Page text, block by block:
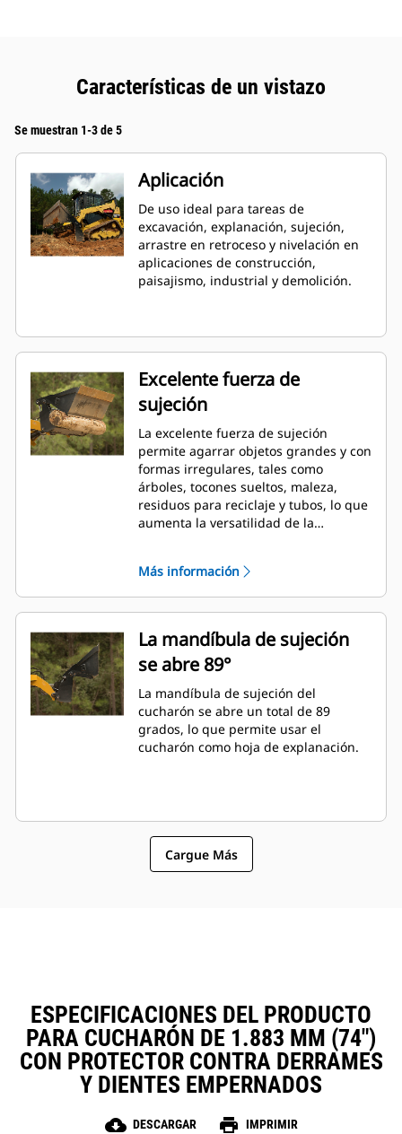
Características de un vistazo
Se muestran 1-3 de 5
Aplicación
De uso ideal para tareas de
excavación, explanación, sujeción,
arrastre en retroceso y nivelación en
aplicaciones de construcción,
paisajismo, industrial y demolición.
Excelente fuerza de
sujeción
La excelente fuerza de sujeción
permite agarrar objetos grandes y con
formas irregulares, tales como
árboles, tocones sueltos, maleza,
residuos para reciclaje y tubos, lo que
aumenta la versatilidad de la
Más información
La mandíbula de sujeción
se abre 89°
La mandíbula de sujeción del
cucharón se abre un total de 89
grados, lo que permite usar el
cucharón como hoja de explanación.
Cargue Más
ESPECIFICACIONES DEL PRODUCTO
PARA CUCHARÓN DE 1.883 MM (74")
CON PROTECTOR CONTRA DERRAMES
Y DIENTES EMPERNADOS
cloud_download DESCARGAR print IMPRIMIR